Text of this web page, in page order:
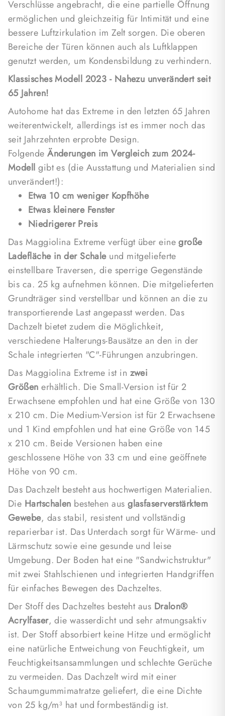
Das Dachzelt besteht aus hochwertigen Materialien.
DieHartschalenbestehen ausglasfaserverstärktem
Gewebe , das stabil, resistent und vollständig
reparierbar ist. Das Unterdach sorgt für Wärme- und
Lärmschutz sowie eine gesunde und leise
Umgebung. Der Boden hat eine "Sandwichstruktur"
mit zwei Stahlschienen und integrierten Handgriffen
für einfaches Bewegen des Dachzeltes.
Der Stoff des Dachzeltes besteht ausDralon®
Acrylfaser, die wasserdicht und sehr atmungsaktiv
ist. Der Stoff absorbiert keine Hitze und ermöglicht
eine natürliche Entweichung von Feuchtigkeit, um
Feuchtigkeitsansammlungen und schlechte Gerüche
zu vermeiden. Das Dachzelt wird mit einer
Schaumgummimatratze geliefert, die eine Dichte
von 25 kg/m³ hat und formbeständig ist.
Das Maggiolina Extreme ist einfach zu montieren
und passt in den Umriss des Autos, ohne die
Spiegel zu verdecken. Dadurch kann man das
Dachzelt auch auf öffentlichen Plätzen und
Parkplätzen nutzen. Autohome ist bekannt für seine
Qualität und jede Produktion ist identisch,
unabhängig davon, wo das Dachzelt genutzt wird.
Verschlüsse angebracht, die eine partielle Öffnung
ermöglichen und gleichzeitig für Intimität und eine
bessere Luftzirkulation im Zelt sorgen. Die oberen
Bereiche der Türen können auch als Luftklappen
genutzt werden, um Kondensbildung zu verhindern.
Klassisches Modell 2023 - Nahezu unverändert seit
65 Jahren!
Autohome hat das Extreme in den letzten 65 Jahren
weiterentwickelt, allerdings ist es immer noch das
seit Jahrzehnten erprobte Design.
Folgende Änderungen im Vergleich zum 2024-
Modell gibt es (die Ausstattung und Materialien sind
unverändert!):
Etwa 10 cm weniger Kopfhöhe
Etwas kleinere Fenster
Niedrigerer Preis
Das Maggiolina Extreme verfügt über einegroße
Ladefläche in der Schale und mitgelieferte
einstellbare Traversen, die sperrige Gegenstände
bis ca. 25 kg aufnehmen können. Die mitgelieferten
Grundträger sind verstellbar und können an die zu
transportierende Last angepasst werden. Das
Dachzelt bietet zudem die Möglichkeit,
verschiedene Halterungs-Bausätze an den in der
Schale integrierten "C"-Führungen anzubringen.
Das Maggiolina Extreme ist in zwei
Größenerhältlich. Die Small-Version ist für 2
Erwachsene empfohlen und hat eine Größe von 130
x 210 cm. Die Medium-Version ist für 2 Erwachsene
und 1 Kind empfohlen und hat eine Größe von 145
x 210 cm. Beide Versionen haben eine
geschlossene Höhe von 33 cm und eine geöffnete
Höhe von 90 cm.
Das Dachzelt besteht aus hochwertigen Materialien.
Die Hartschalen bestehen ausglasfaserverstärktem
Gewebe, das stabil, resistent und vollständig
reparierbar ist. Das Unterdach sorgt für Wärme- und
Lärmschutz sowie eine gesunde und leise
Umgebung. Der Boden hat eine "Sandwichstruktur"
mit zwei Stahlschienen und integrierten Handgriffen
für einfaches Bewegen des Dachzeltes.
Der Stoff des Dachzeltes besteht aus Dralon®
Acrylfaser, die wasserdicht und sehr atmungsaktiv
ist. Der Stoff absorbiert keine Hitze und ermöglicht
eine natürliche Entweichung von Feuchtigkeit, um
Feuchtigkeitsansammlungen und schlechte Gerüche
zu vermeiden. Das Dachzelt wird mit einer
Schaumgummimatratze geliefert, die eine Dichte
von 25 kg/m³ hat und formbeständig ist.